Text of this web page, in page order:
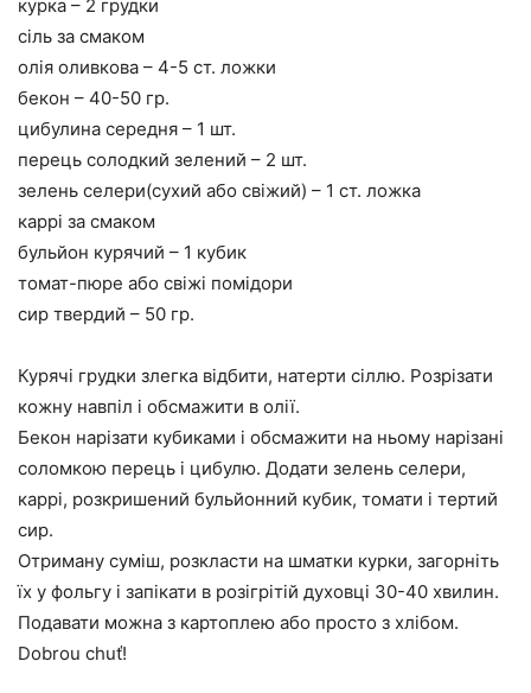
курка – 2 грудки
сіль за смаком
олія оливкова – 4-5 ст. ложки
бекон – 40-50 гр.
цибулина середня – 1 шт.
перець солодкий зелений – 2 шт.
зелень селери(сухий або свіжий) – 1 ст. ложка
каррі за смаком
бульйон курячий – 1 кубик
томат-пюре або свіжі помідори
сир твердий – 50 гр.
Курячі грудки злегка відбити, натерти сіллю. Розрізати
кожну навпіл і обсмажити в олії.
Бекон нарізати кубиками і обсмажити на ньому нарізані
соломкою перець і цибулю. Додати зелень селери,
каррі, розкришений бульйонний кубик, томати і тертий
сир.
Отриману суміш, розкласти на шматки курки, загорніть
їх у фольгу і запікати в розігрітій духовці 30-40 хвилин.
Подавати можна з картоплею або просто з хлібом.
Dobrou chuť!